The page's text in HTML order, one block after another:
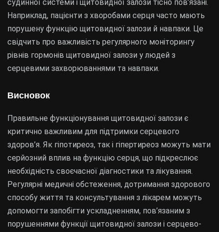
судинної системи і щитовидної залози тісно пов’язані.
Наприклад, пацієнти з хворобами серця часто мають
порушену функцію щитовидної залози й навпаки. Це
свідчить про важливість регулярного моніторингу
рівнів гормонів щитовидної залози у людей з
серцевими захворюваннями та навпаки.
Висновок
Правильне функціонування щитовидної залози є
критично важливим для підтримки серцевого
здоров’я. Як гіпотиреоз, так і гіпертиреоз можуть мати
серйозний вплив на функцію серця, що підкреслює
необхідність своєчасної діагностики та лікування.
Регулярні медичні обстеження, дотримання здорового
способу життя та консультування з лікарем можуть
допомогти запобігти ускладненням, пов’язаним з
порушеннями функції щитовидної залози і серцево-